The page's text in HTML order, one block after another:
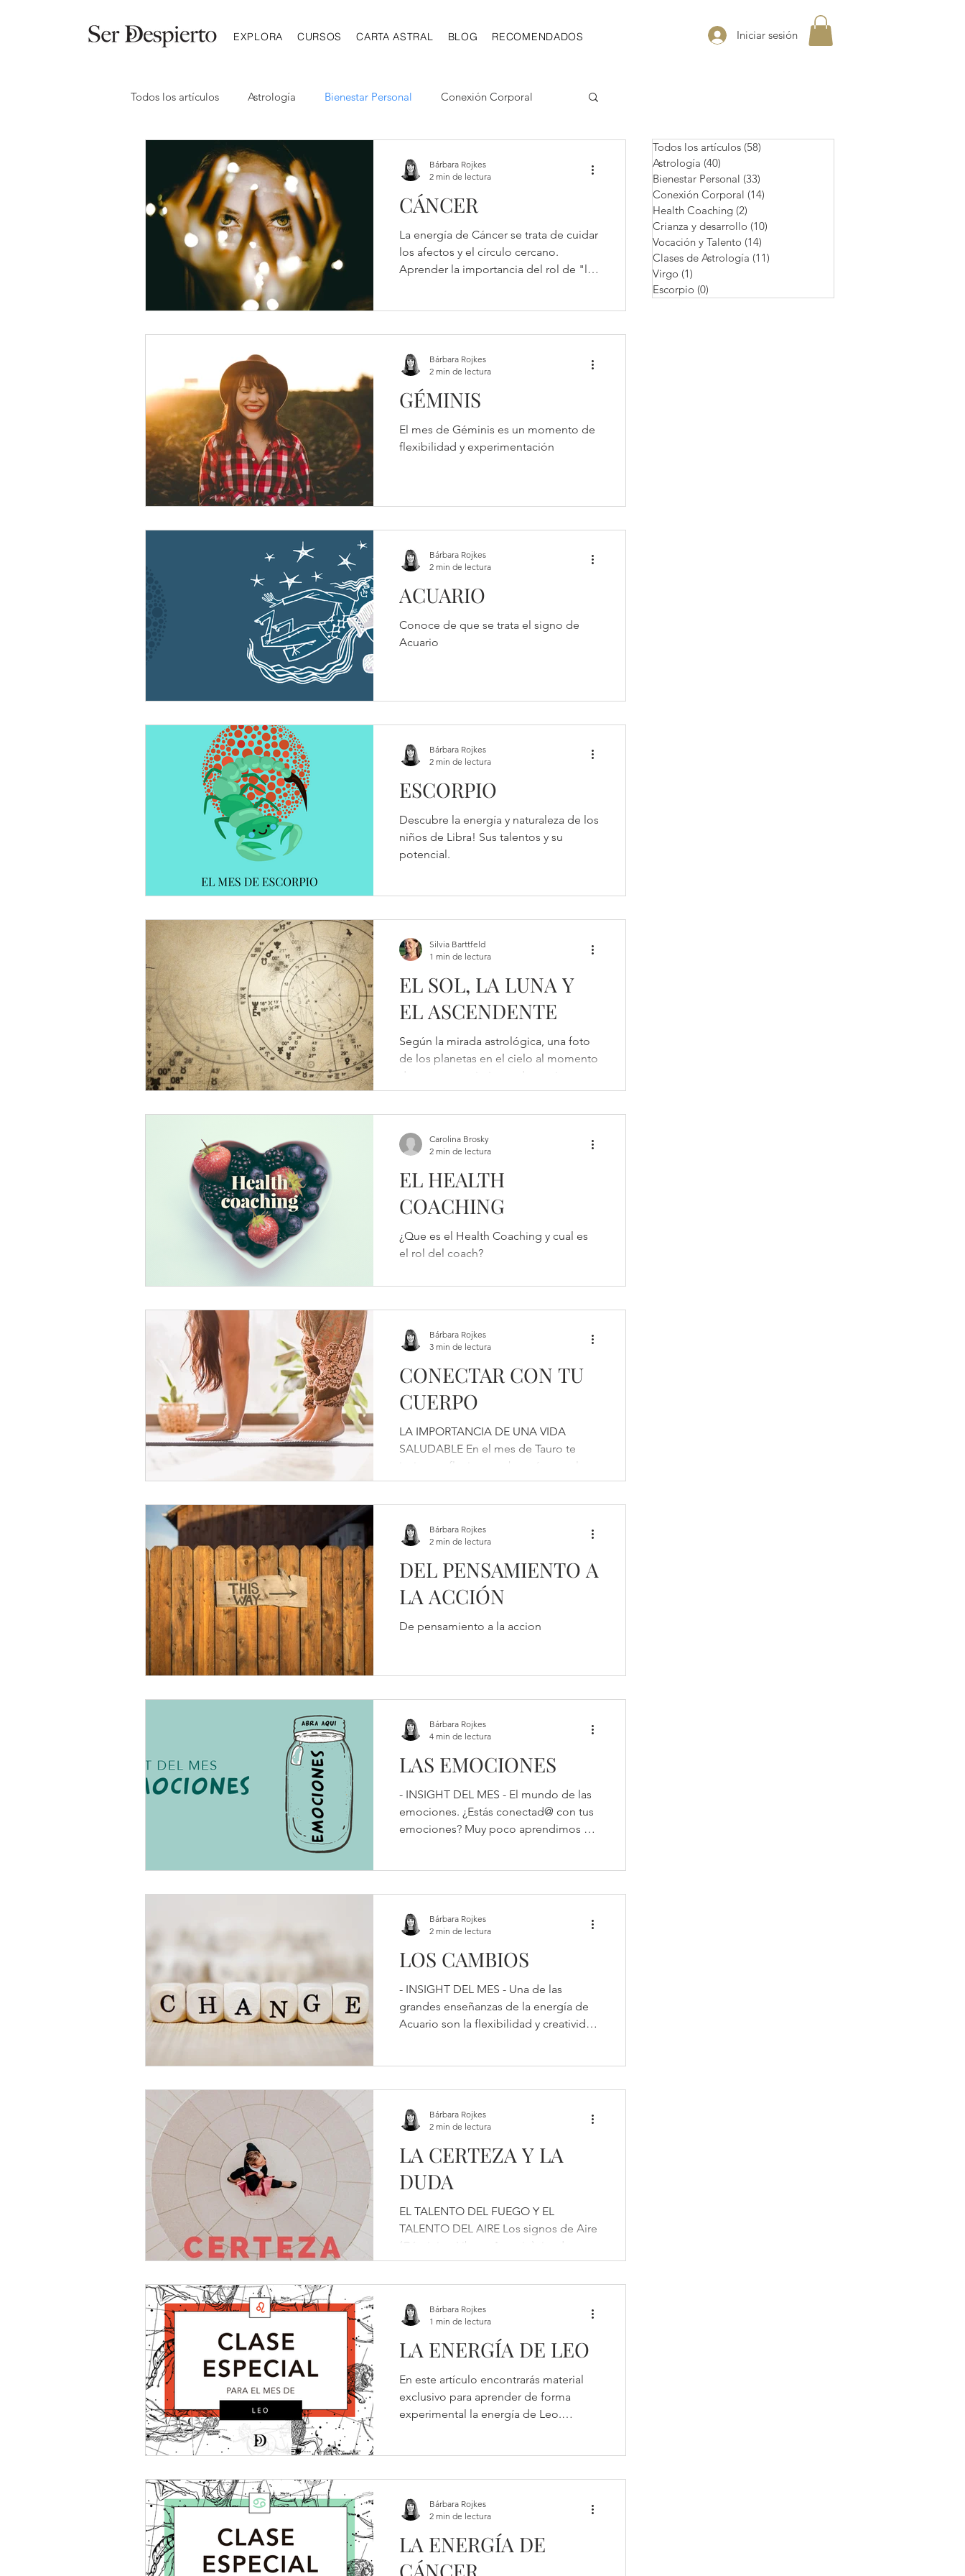
EXPLORA CURSOS CARTA ASTRAL BLOG RECOMENDADOS Iniciar sesión
Todos los artículos Astrología Bienestar Personal Conexión Corporal
Health Coaching Crianza y desarrollo
Clases de Astrología Virgo CÁNCER
La energía de Cáncer se trata de cuidar
los afectos y el círculo cercano.
Aprender la importancia del rol de "la
Bárbara Rojkes
2 min de lectura
GÉMINIS
El mes de Géminis es un momento de
flexibilidad y experimentación
Bárbara Rojkes
2 min de lectura
ACUARIO
Conoce de que se trata el signo de
Acuario
Bárbara Rojkes
2 min de lectura
ESCORPIO
Descubre la energía y naturaleza de los
niños de Libra! Sus talentos y su
potencial.
Bárbara Rojkes
2 min de lectura
EL SOL, LA LUNA Y
EL ASCENDENTE
Según la mirada astrológica, una foto
de los planetas en el cielo al momento
de nuestro nacimiento determina un
dibujo geométrico, un...
Silvia Barttfeld
1 min de lectura
EL HEALTH
COACHING
¿Que es el Health Coaching y cual es
el rol del coach?
Carolina Brosky
2 min de lectura
CONECTAR CON TU
CUERPO
LA IMPORTANCIA DE UNA VIDA
SALUDABLE En el mes de Tauro te
invito a reflexionar sobre cómo es la
relación que tienes con tu cuerpo....
Bárbara Rojkes
3 min de lectura
DEL PENSAMIENTO A
LA ACCIÓN
De pensamiento a la accion
Bárbara Rojkes
2 min de lectura
LAS EMOCIONES
- INSIGHT DEL MES - El mundo de las
emociones. ¿Estás conectad@ con tus
emociones? Muy poco aprendimos en
Bárbara Rojkes
4 min de lectura
LOS CAMBIOS
- INSIGHT DEL MES - Una de las
grandes enseñanzas de la energía de
Acuario son la flexibilidad y creatividad
Bárbara Rojkes
2 min de lectura
LA CERTEZA Y LA
DUDA
EL TALENTO DEL FUEGO Y EL
TALENTO DEL AIRE Los signos de Aire
(Géminis – Libra – Acuario) tienden a
ver y entender la realidad con un...
Bárbara Rojkes
2 min de lectura
LA ENERGÍA DE LEO
En este artículo encontrarás material
exclusivo para aprender de forma
experimental la energía de Leo.
Bárbara Rojkes
1 min de lectura
LA ENERGÍA DE
CÁNCER
Bárbara Rojkes
2 min de lectura
Todos los artículos (58)
Astrología (40)
Bienestar Personal (33)
Conexión Corporal (14)
Health Coaching (2)
Crianza y desarrollo (10)
Vocación y Talento (14)
Clases de Astrología (11)
Virgo (1)
Escorpio (0)